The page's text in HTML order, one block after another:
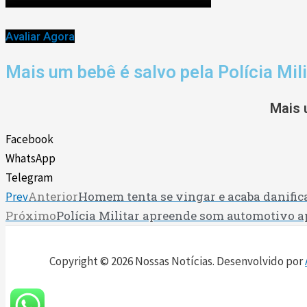
Avaliar Agora
Mais um bebê é salvo pela Polícia
Mais
Facebook
WhatsApp
Telegram
PrevAnteriorHomem tenta se vingar e acaba
PróximoPolícia Militar apreende som automotivo
Copyright © 2026 Nossas Notícias. Desenvolvido por